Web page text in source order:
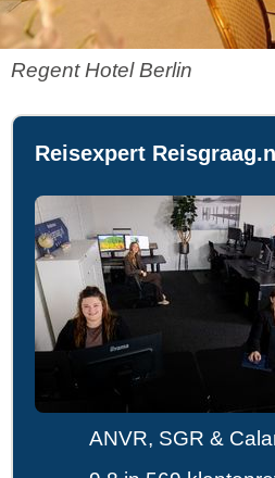
Regent Hotel Berlin
Reisexpert Reisgraag.nl
ANVR, SGR &